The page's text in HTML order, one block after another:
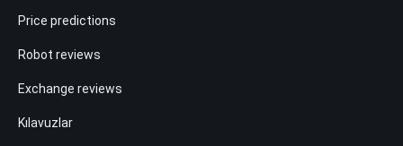
Price predictions
Robot reviews
Exchange reviews
Kılavuzlar